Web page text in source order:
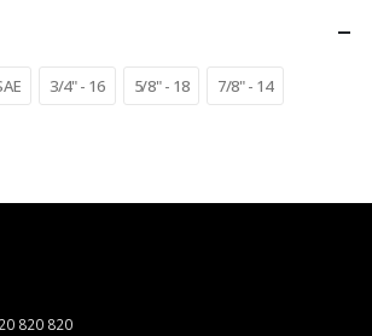
3/4" - 16 5/8" - 18 7/8" - 14
820 820